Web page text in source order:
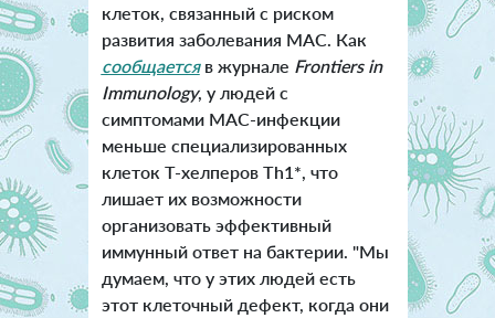
клеток, связанный с риском
развития заболевания MAC. Как
сообщаетсяв журнале Frontiers in
Immunology, у людей с
симптомами MAC-инфекции
меньше специализированных
клеток Т-хелперов Th1*, что
лишает их возможности
организовать эффективный
иммунный ответ на бактерии. "Мы
думаем, что у этих людей есть
этот клеточный дефект, когда они